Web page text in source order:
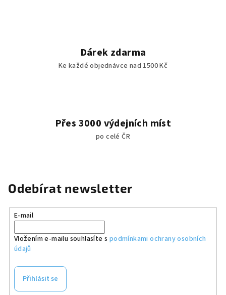
v
ý
u
Dárek zdarma
Ke každé objednávce nad 1500 Kč
Přes 3000 výdejních míst
po celé ČR
Odebírat newsletter
E-mail
Vložením e-mailu souhlasíte s podmínkami ochrany osobních
údajů
Přihlásit se